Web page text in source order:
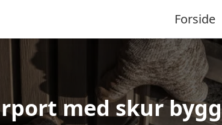
Forside
med skur